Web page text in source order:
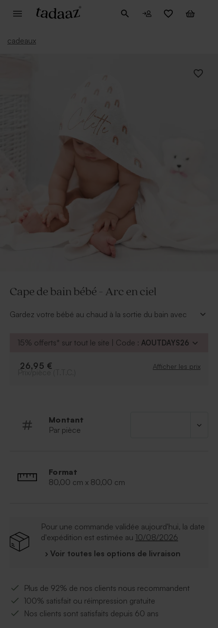
cadeaux
Cape de bain bébé - Arc en ciel
Gardez votre bébé au chaud à la sortie du bain avec
* Cape de bain à personnaliser avec notre outil de
Conseils d'entretien :
Lavage à 40°, Javel interdit,
15% offerts* sur tout le site | Code : AOUTDAYS26
26,95 € Afficher les prix
Montant
Par pièce
Format
80,00 cm x 80,00 cm
Pour une commande validée aujourd'hui, la date
d'expédition est estimée au 10/08/2026
› Voir toutes les options de livraison
Plus de 92% de nos clients nous recommandent
100% satisfait ou réimpression gratuite
Nos clients sont satisfaits depuis 60 ans